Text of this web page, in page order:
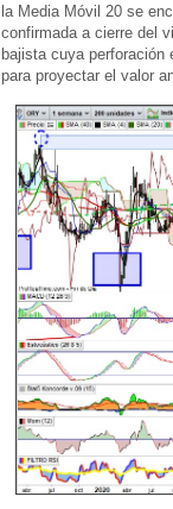
la Media Móvil 20 se
confirmada a cierre del
bajista cuya
para proyectar el valor